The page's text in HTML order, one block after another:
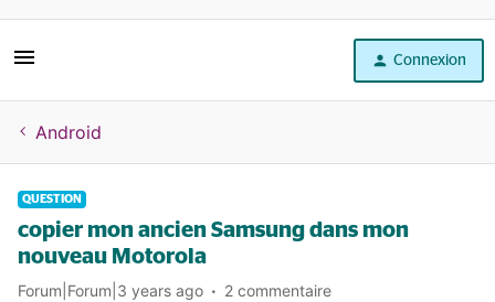
Libre service
Aide
Connexion
Android
QUESTION
copier mon ancien Samsung dans mon
nouveau Motorola
Forum|Forum|3 years ago 2 commentaire